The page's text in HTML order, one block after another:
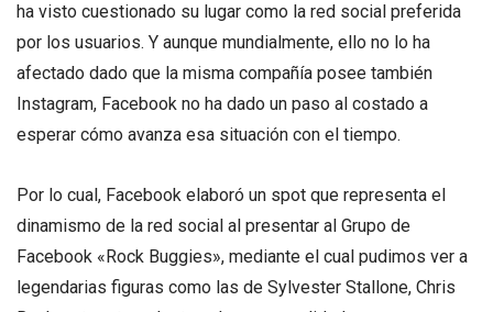
ha visto cuestionado su lugar como la red social preferida
por los usuarios. Y aunque mundialmente, ello no lo ha
afectado dado que la misma compañía posee también
Instagram, Facebook no ha dado un paso al costado a
esperar cómo avanza esa situación con el tiempo.
Por lo cual, Facebook elaboró un spot que representa el
dinamismo de la red social al presentar al Grupo de
Facebook «Rock Buggies», mediante el cual pudimos ver a
legendarias figuras como las de Sylvester Stallone, Chris